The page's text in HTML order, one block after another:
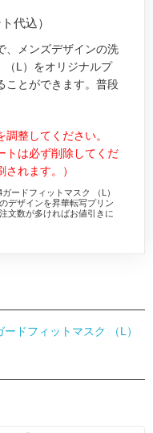
代込）
、メンズデザインの洗
（L）をオリジナルプ
ことができます。普段
整してください。
トは必ず削除してくだ
れます。）
ードフィットマスク （L）
デザインを昇華転写プリン
文数が多ければお値引きに
ドフィットマスク （L）